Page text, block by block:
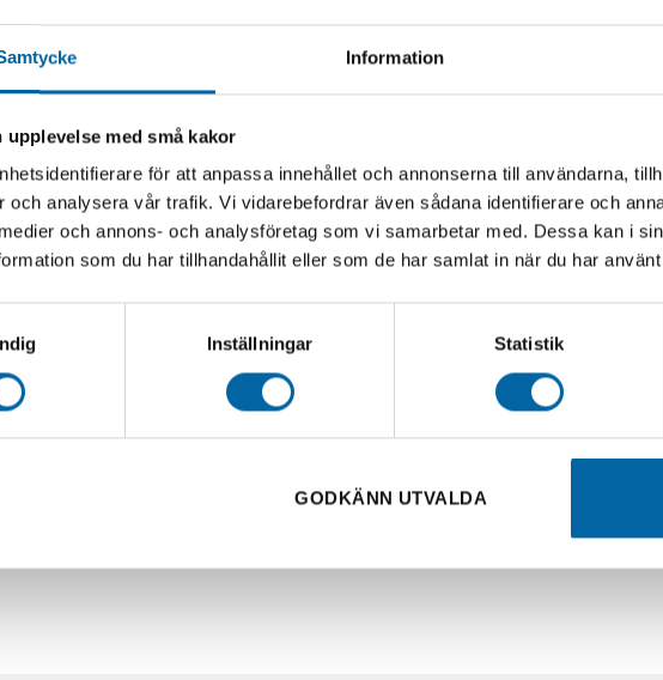
Information
med små kakor
för att anpassa innehållet och annonserna till användarna,
och analysera vår trafik. Vi vidarebefordrar även sådana identifierare och
och annons- och analysföretag som vi samarbetar med. Dessa kan i
som du har tillhandahållit eller som de har samlat in när du har
Inställningar Statistik
GODKÄNN UTVALDA